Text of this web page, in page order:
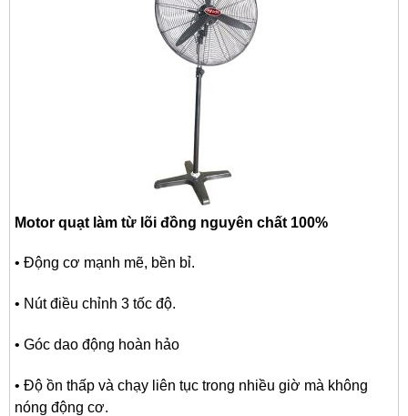
Motor quạt làm từ lõi đồng nguyên chất 100%
• Động cơ mạnh mẽ, bền bỉ.
• Nút điều chỉnh 3 tốc độ.
• Góc dao động hoàn hảo
• Độ ồn thấp và chạy liên tục trong nhiều giờ mà không
nóng động cơ.